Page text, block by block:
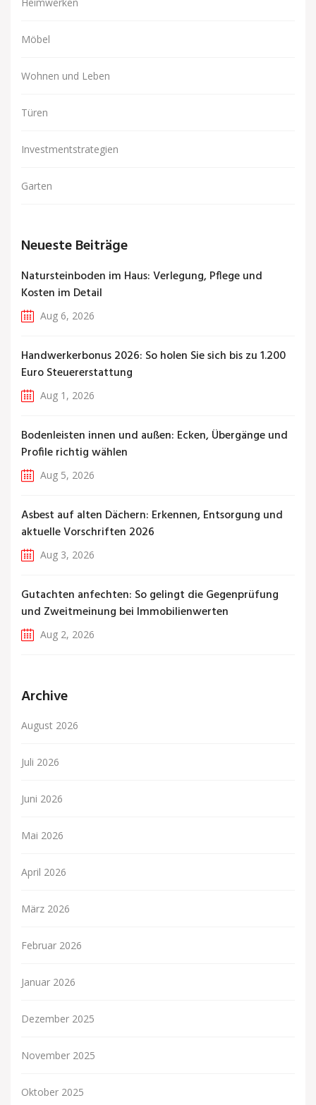
Möbel
Wohnen und Leben
Türen
Investmentstrategien
Garten
Neueste Beiträge
Natursteinboden im Haus: Verlegung, Pflege und
Kosten im Detail
Aug 6, 2026
Handwerkerbonus 2026: So holen Sie sich bis zu 1.200
Euro Steuererstattung
Aug 1, 2026
Bodenleisten innen und außen: Ecken, Übergänge und
Profile richtig wählen
Aug 5, 2026
Asbest auf alten Dächern: Erkennen, Entsorgung und
aktuelle Vorschriften 2026
Aug 3, 2026
Gutachten anfechten: So gelingt die Gegenprüfung
und Zweitmeinung bei Immobilienwerten
Aug 2, 2026
Archive
August 2026
Juli 2026
Juni 2026
Mai 2026
April 2026
März 2026
Februar 2026
Januar 2026
Dezember 2025
November 2025
Oktober 2025